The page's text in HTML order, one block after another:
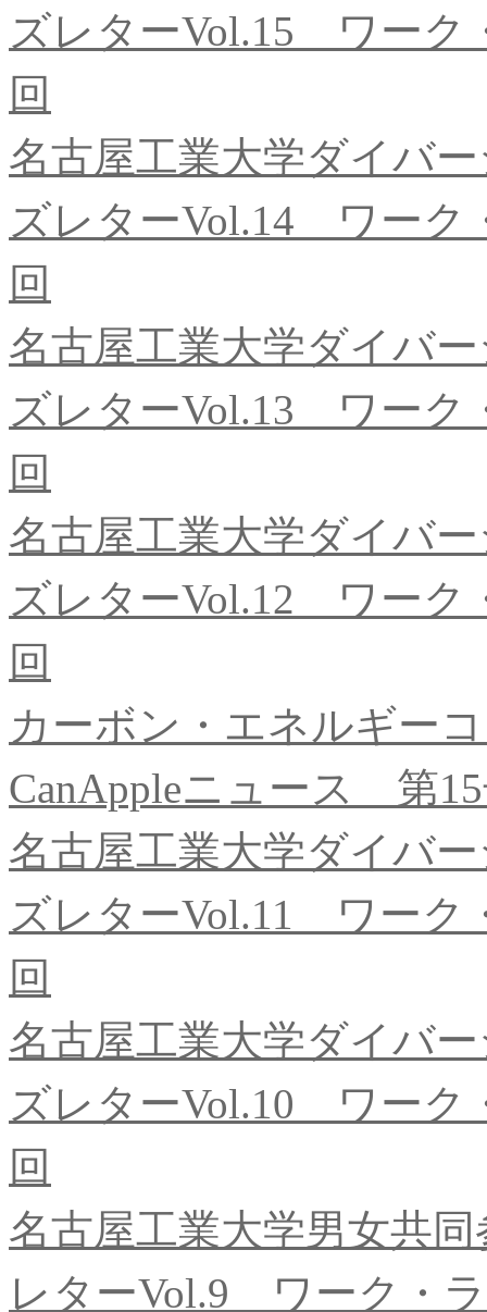
ズレターVol.15 ワーク
回
名古屋工業大学ダイバ
ズレターVol.14 ワーク
回
名古屋工業大学ダイバ
ズレターVol.13 ワーク
回
名古屋工業大学ダイバ
ズレターVol.12 ワーク
回
カーボン・エネルギー
CanAppleニュース 第
名古屋工業大学ダイバ
ズレターVol.11 ワーク
回
名古屋工業大学ダイバ
ズレターVol.10 ワーク
回
名古屋工業大学男女共
レターVol.9 ワーク・